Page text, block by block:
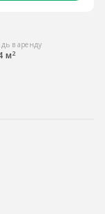
в аренду
м2